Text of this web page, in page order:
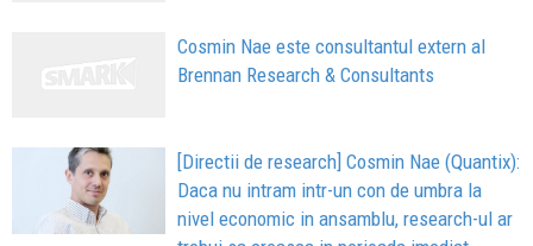
Cosmin Nae este consultantul extern al
Brennan Research & Consultants
[Directii de research] Cosmin Nae (Quantix):
Daca nu intram intr-un con de umbra la
nivel economic in ansamblu, research-ul ar